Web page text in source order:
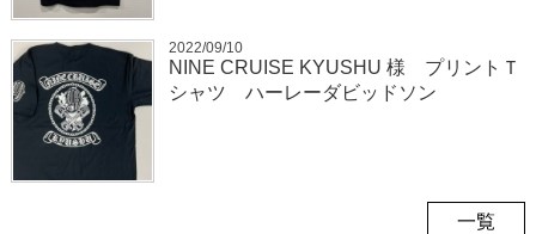
2022/09/10
NINE CRUISE KYUSHU 様 プリントＴ
シャツ ハーレーダビッドソン
一覧